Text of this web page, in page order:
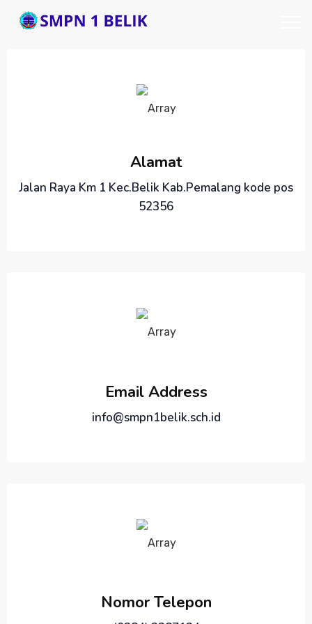
Alamat
Jalan Raya Km 1 Kec.Belik Kab.Pemalang kode pos
52356
Email Address
info@smpn1belik.sch.id
Nomor Telepon